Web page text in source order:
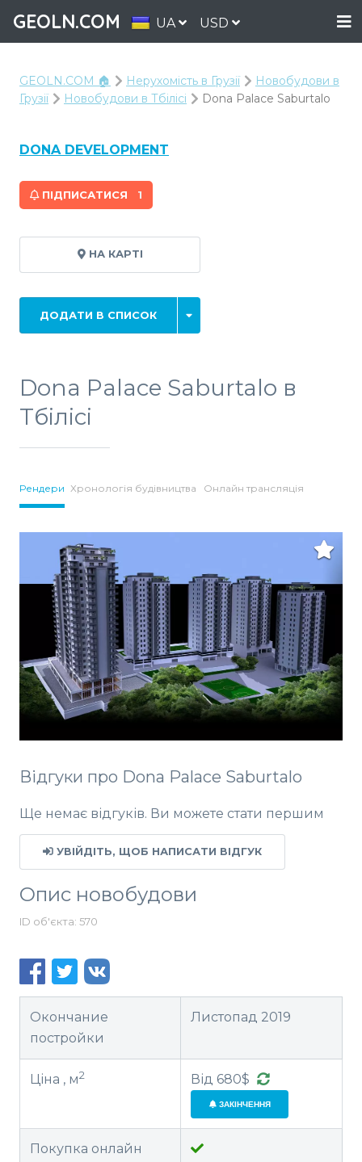
GEOLN.COM UA USD
GEOLN.COM 🏠 Нерухомість в Грузії
Новобудови в
Грузії
Новобудови в Тбілісі Dona Palace Saburtalo
DONA DEVELOPMENT
ПІДПИСАТИСЯ 1
НА КАРТІ
ДОДАТИ В СПИСОК
Dona Palace Saburtalo в
Тбілісі
Рендери Хронологія будівництва Онлайн трансляція
Відгуки про Dona Palace Saburtalo
Ще немає відгуків. Ви можете стати першим
УВІЙДІТЬ, ЩОБ НАПИСАТИ ВІДГУК
Опис новобудови
ID об'єкта: 570
Окончание
постройки
Листопад 2019
Ціна , м2 Від 680$
ЗАКІНЧЕННЯ
Покупка онлайн